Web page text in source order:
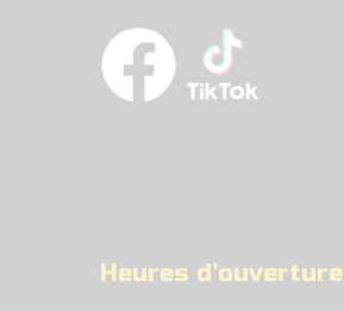
Heures d’ouverture